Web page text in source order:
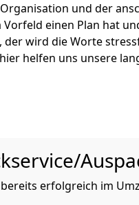
und der
einen Plan hat
wird die Worte
helfen uns unsere
erfolgreich im